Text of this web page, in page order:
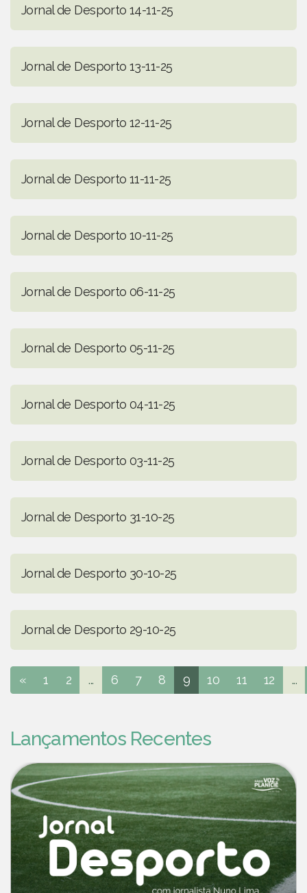
Jornal de Desporto 14-11-25
Jornal de Desporto 13-11-25
Jornal de Desporto 12-11-25
Jornal de Desporto 11-11-25
Jornal de Desporto 10-11-25
Jornal de Desporto 06-11-25
Jornal de Desporto 05-11-25
Jornal de Desporto 04-11-25
Jornal de Desporto 03-11-25
Jornal de Desporto 31-10-25
Jornal de Desporto 30-10-25
Jornal de Desporto 29-10-25
« 1 2 ... 6 7 8 9 10 11 12 ...
Lançamentos Recentes